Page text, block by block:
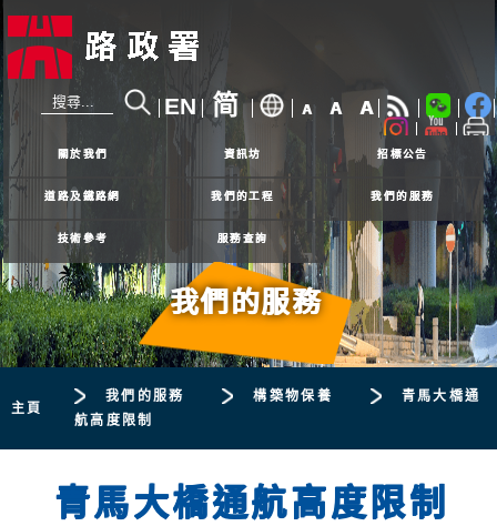
EN 简 A A A
24小時熱線 2926 4111
關於我們 資訊坊 招標公告
道路及鐵路網 我們的工程 我們的服務
技術參考 服務查詢
主頁
我們的服務
我們的服務 構築物保養
青馬大橋通
航高度限制
青馬大橋通航高度限制